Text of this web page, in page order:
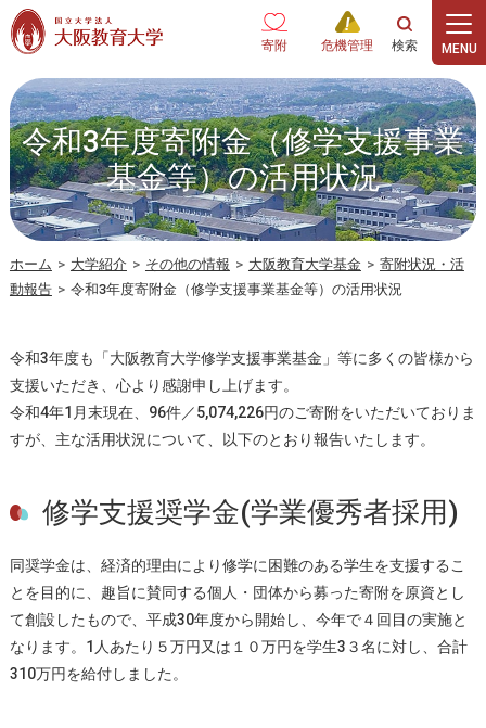
本文へ
寄附 危機管理
令和3年度寄附金（修学支援事業
基金等）の活用状況
ホーム > 大学紹介 > その他の情報 > 大阪教育大学基金 > 寄附状況・活
動報告 > 令和3年度寄附金（修学支援事業基金等）の活用状況
令和3年度も「大阪教育大学修学支援事業基金」等に多くの皆様から
支援いただき、心より感謝申し上げます。
令和4年1月末現在、96件／5,074,226円のご寄附をいただいておりま
すが、主な活用状況について、以下のとおり報告いたします。
修学支援奨学金(学業優秀者採用)
同奨学金は、経済的理由により修学に困難のある学生を支援するこ
とを目的に、趣旨に賛同する個人・団体から募った寄附を原資とし
て創設したもので、平成30年度から開始し、今年で４回目の実施と
なります。1人あたり５万円又は１０万円を学生3３名に対し、合計
310万円を給付しました。